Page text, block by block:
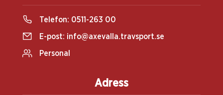
Telefon: 0511-263 00
E-post: info@axevalla.travsport.se
Personal
Adress